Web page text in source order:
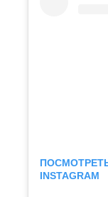
INSTAGRAM